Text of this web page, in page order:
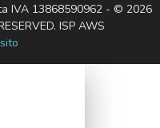
IVA 13868590962 - © 2026
ISP AWS